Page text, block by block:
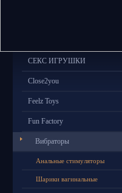
СЕКС ИГРУШКИ
Close2you
Feelz Toys
Fun Factory
Вибраторы
Анальные стимуляторы
Шарики вагинальные